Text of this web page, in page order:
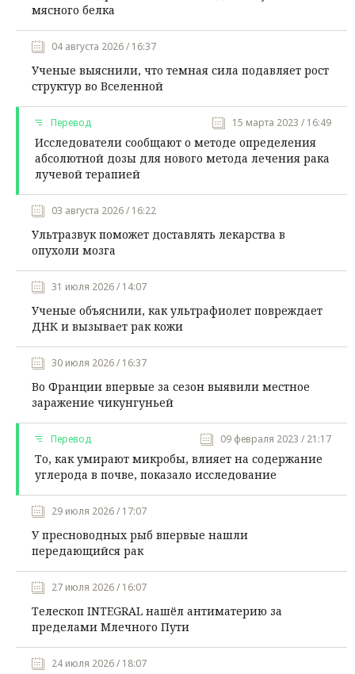
мясного белка
04 августа 2026 / 16:37
Ученые выяснили, что темная сила подавляет рост
структур во Вселенной
Перевод 15 марта 2023 / 16:49
Исследователи сообщают о методе определения
абсолютной дозы для нового метода лечения рака
лучевой терапией
03 августа 2026 / 16:22
Ультразвук поможет доставлять лекарства в
опухоли мозга
31 июля 2026 / 14:07
Ученые объяснили, как ультрафиолет повреждает
ДНК и вызывает рак кожи
30 июля 2026 / 16:37
Во Франции впервые за сезон выявили местное
заражение чикунгуньей
Перевод 09 февраля 2023 / 21:17
То, как умирают микробы, влияет на содержание
углерода в почве, показало исследование
29 июля 2026 / 17:07
У пресноводных рыб впервые нашли
передающийся рак
27 июля 2026 / 16:07
Телескоп INTEGRAL нашёл антиматерию за
пределами Млечного Пути
24 июля 2026 / 18:07